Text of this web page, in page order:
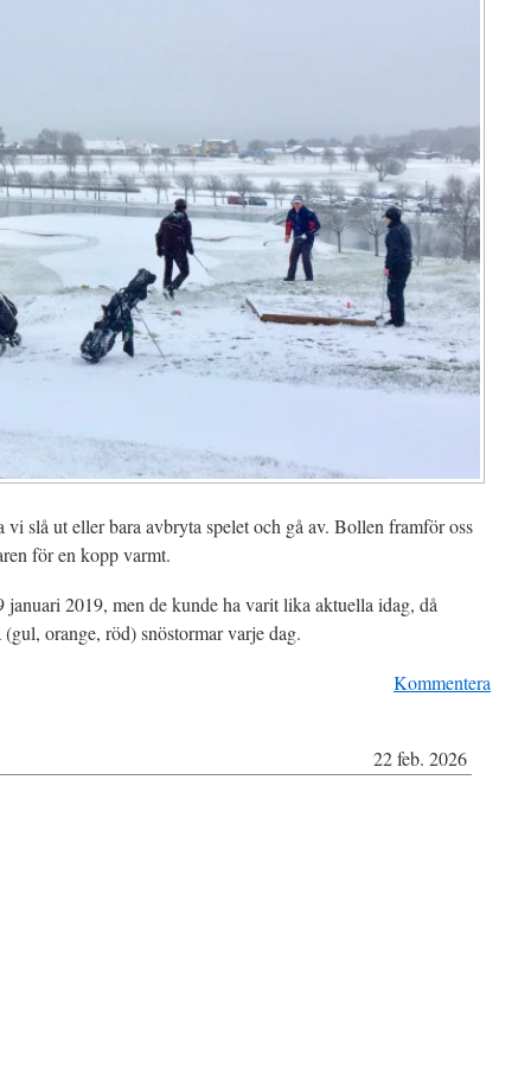
slå ut eller bara avbryta spelet och gå av. Bollen framför oss
för en kopp varmt.
januari 2019, men de kunde ha varit lika aktuella idag, då
orange, röd) snöstormar varje dag.
Kommentera
22 feb. 2026